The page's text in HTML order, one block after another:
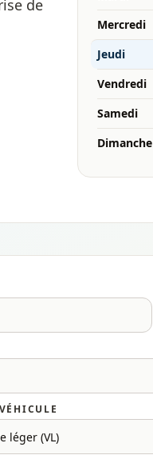
de
Mercredi
Jeudi
Vendredi
Samedi
Dimanche